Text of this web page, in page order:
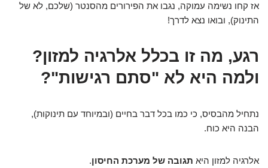
אז קחו נשימה עמוקה, נגבו את הפירורים מהסנטר (שלכם, לא של
התינוק), ובואו נצא לדרך!
רגע, מה זו בכלל אלרגיה למזון?
ולמה היא לא "סתם רגישות"?
נתחיל מהבסיס, כי כמו בכל דבר בחיים (ובמיוחד עם תינוקות),
הבנה היא כוח.
אלרגיה למזון היא תגובה של מערכת החיסון.